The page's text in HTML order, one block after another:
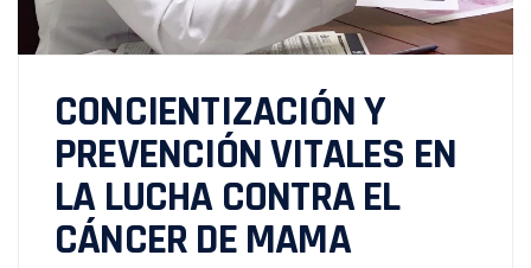
CONCIENTIZACIÓN Y
PREVENCIÓN VITALES EN
LA LUCHA CONTRA EL
CÁNCER DE MAMA